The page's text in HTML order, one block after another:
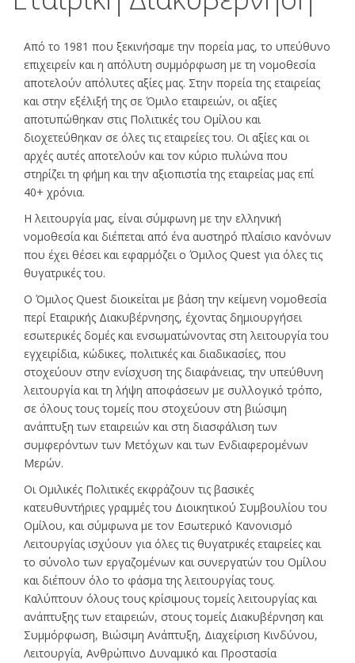
Από το 1981 που ξεκινήσαμε την πορεία μας, το υπεύθυνο
επιχειρείν και η απόλυτη συμμόρφωση με τη νομοθεσία
αποτελούν απόλυτες αξίες μας. Στην πορεία της εταιρείας
και στην εξέλιξή της σε Όμιλο εταιρειών, οι αξίες
αποτυπώθηκαν στις Πολιτικές του Ομίλου και
διοχετεύθηκαν σε όλες τις εταιρείες του. Οι αξίες και οι
αρχές αυτές αποτελούν και τον κύριο πυλώνα που
στηρίζει τη φήμη και την αξιοπιστία της εταιρείας μας επί
40+ χρόνια.
Η λειτουργία μας, είναι σύμφωνη με την ελληνική
νομοθεσία και διέπεται από ένα αυστηρό πλαίσιο κανόνων
που έχει θέσει και εφαρμόζει ο Όμιλος Quest για όλες τις
θυγατρικές του.
Ο Όμιλος Quest διοικείται με βάση την κείμενη νομοθεσία
περί Εταιρικής Διακυβέρνησης, έχοντας δημιουργήσει
εσωτερικές δομές και ενσωματώνοντας στη λειτουργία του
εγχειρίδια, κώδικες, πολιτικές και διαδικασίες, που
στοχεύουν στην ενίσχυση της διαφάνειας, την υπεύθυνη
λειτουργία και τη λήψη αποφάσεων με συλλογικό τρόπο,
σε όλους τους τομείς που στοχεύουν στη βιώσιμη
ανάπτυξη των εταιρειών και στη διασφάλιση των
συμφερόντων των Μετόχων και των Ενδιαφερομένων
Μερών.
Οι Ομιλικές Πολιτικές εκφράζουν τις βασικές
κατευθυντήριες γραμμές του Διοικητικού Συμβουλίου του
Ομίλου, και σύμφωνα με τον Εσωτερικό Κανονισμό
Λειτουργίας ισχύουν για όλες τις θυγατρικές εταιρείες και
το σύνολο των εργαζομένων και συνεργατών του Ομίλου
και διέπουν όλο το φάσμα της λειτουργίας τους.
Καλύπτουν όλους τους κρίσιμους τομείς λειτουργίας και
ανάπτυξης των εταιρειών, στους τομείς Διακυβέρνηση και
Συμμόρφωση, Βιώσιμη Ανάπτυξη, Διαχείριση Κινδύνου,
Λειτουργία, Ανθρώπινο Δυναμικό και Προστασία